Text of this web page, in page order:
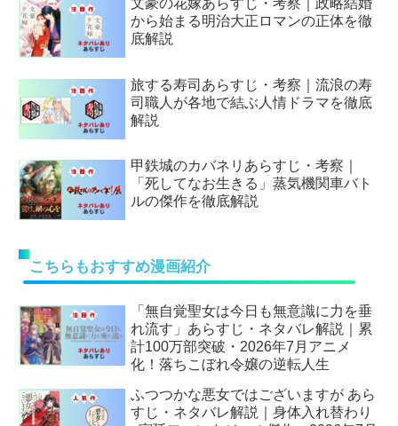
文豪の花嫁あらすじ・考察｜政略結婚
から始まる明治大正ロマンの正体を徹
底解説
旅する寿司あらすじ・考察｜流浪の寿
司職人が各地で結ぶ人情ドラマを徹底
解説
甲鉄城のカバネリあらすじ・考察｜
「死してなお生きる」蒸気機関車バト
ルの傑作を徹底解説
こちらもおすすめ漫画紹介
「無自覚聖女は今日も無意識に力を垂
れ流す」あらすじ・ネタバレ解説｜累
計100万部突破・2026年7月アニメ
化！落ちこぼれ令嬢の逆転人生
ふつつかな悪女ではございますが あら
すじ・ネタバレ解説｜身体入れ替わり